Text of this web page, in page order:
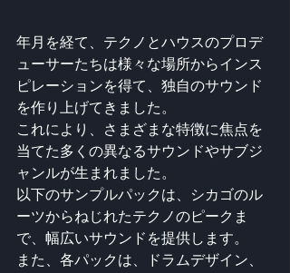
年月を経て、テクノとハウスのプロデ
ューサーたちは様々な場所からインス
ピレーションを得て、独自のサウンド
を作り上げてきました。
これにより、さまざまな特徴に焦点を
当てた多くの異なるサウンドやサブジ
ャンルが生まれました。
以下のサンプルパックは、シカゴのル
ーツからねじれたテクノのピークま
で、幅広いサウンドを提供します。
また、各パックは、ドラムデザイン、